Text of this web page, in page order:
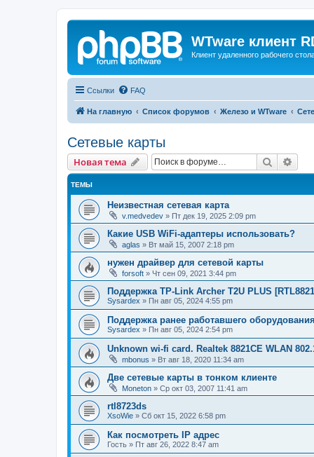
WTware клиент
Клиент удаленного рабочего
Ссылки FAQ
На главную Список форумов Железо и WTware
Сетевые карты
Новая тема Поиск
ТЕМЫ
Неизвестная сетевая карта
v.medvedev » Пт дек 19, 2025 2:09 pm
Какие USB WiFi-адаптеры использовать?
aglas » Вт май 15, 2007 2:18 pm
нужен драйвер для сетевой карты
forsoft » Чт сен 09, 2021 3:44 pm
Поддержка TP-Link Archer T2U PLUS
Sysardex » Пн авг 05, 2024 4:55 pm
Поддержка ранее работавшего оборудования
Sysardex » Пн авг 05, 2024 2:54 pm
Unknown wi-fi card. Realtek 8821CE WLAN
mbonus » Вт авг 18, 2020 11:34 am
Две сетевые карты в тонком клиенте
Moneton » Ср окт 03, 2007 11:41 am
rtl8723ds
XsoWie » Сб окт 15, 2022 6:58 pm
Как посмотреть IP адрес
Гость » Пт авг 26, 2022 8:47 am